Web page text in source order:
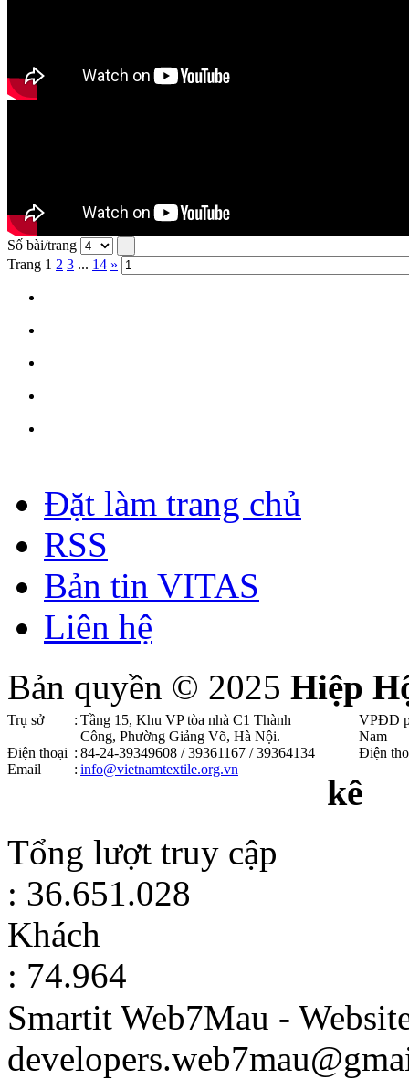
Số bài/trang
Trang 1 2 3 ... 14 »
Đặt làm trang chủ
RSS
Bản tin VITAS
Liên hệ
Bản quyền © 2025 Hiệp
Trụ sở : Tầng 15, Khu VP tòa nhà C1 Thành
Công, Phường Giảng Võ, Hà Nội .
Điện thoại : 84-24-39349608 / 39361167 / 39364134
Email
: info@vietnamtextile.org.vn
VPĐD
Nam
Điện
kê
Tổng lượt truy cập
: 36.651.028
Khách
: 74.964
Smartit Web7Mau -